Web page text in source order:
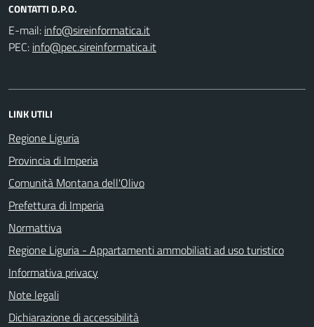
CONTATTI D.P.O.
E-mail:
PEC:
LINK UTILI
Regione Liguria
Provincia di Imperia
Comunità Montana dell'Olivo
Prefettura di Imperia
Normattiva
Regione Liguria - Appartamenti ammobiliati ad uso turistico
Informativa privacy
Note legali
Dichiarazione di accessibilità